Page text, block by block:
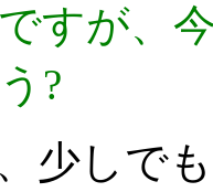
すが、
?
少しで